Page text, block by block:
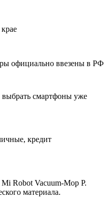
официально ввезены в РФ
выбрать смартфоны уже
кредит
Robot Vacuum-Mop P.
материала.